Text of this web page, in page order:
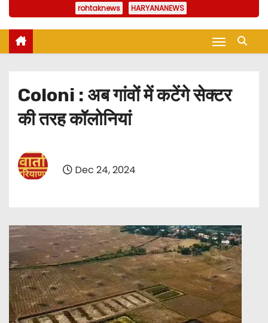
rohtaknews
HARYANANEWS
Coloni : अब गांवों में कटेंगे सेक्टर
की तरह कॉलोनियां
Dec 24, 2024